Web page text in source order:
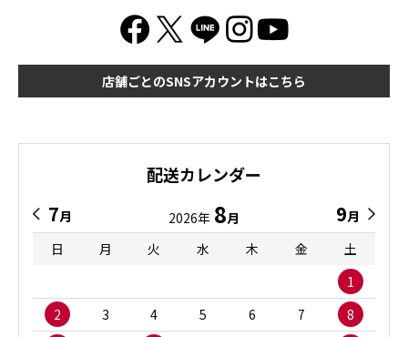
店舗ごとのSNSアカウントはこちら
配送カレンダー
7月 2026年 8月 9月
日
月 火 水 木 金
土
1
2
3 4 5 6 7 8